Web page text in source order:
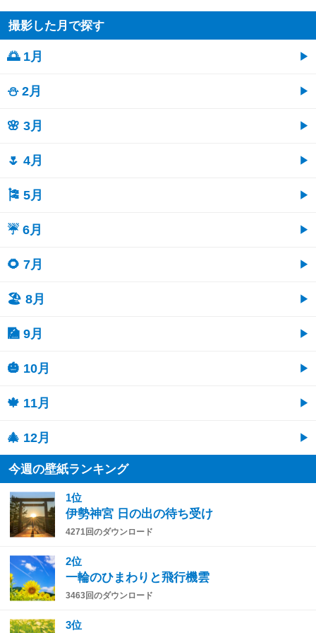
撮影した月で探す
🌅 1月
⛄ 2月
🌸 3月
🌷 4月
🎏 5月
☔ 6月
🌻 7月
🏖 8月
🎑 9月
🎃 10月
🍁 11月
🎄 12月
今週の壁紙ランキング
1位
伊勢神宮 日の出の待ち受け
4271回のダウンロード
2位
一輪のひまわりと飛行機雲
3463回のダウンロード
3位